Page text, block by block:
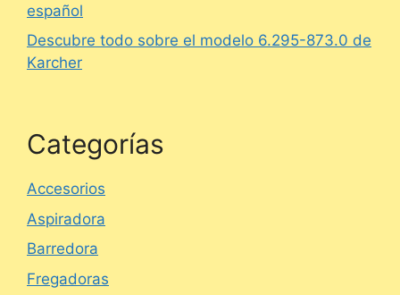
español
Descubre todo sobre el modelo 6.295-873.0 de
Karcher
Categorías
Accesorios
Aspiradora
Barredora
Fregadoras